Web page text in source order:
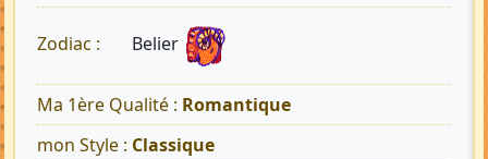
Zodiac : Belier
Ma 1ère Qualité : Romantique
mon Style : Classique